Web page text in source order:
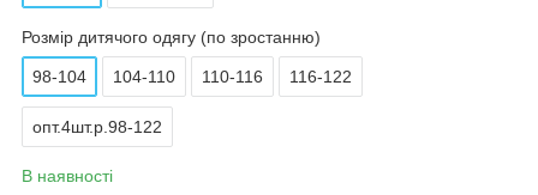
Розмір дитячого одягу (по зростанню)
98-104 104-110 110-116 116-122
опт.4шт.р.98-122
В наявності